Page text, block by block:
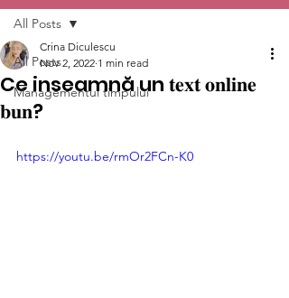
All Posts
Managementul timpului
All Posts
Ce inseamnă un 𝐭𝐞𝐱𝐭 𝐨𝐧𝐥𝐢𝐧𝐞
𝐛𝐮𝐧?
Crina Diculescu
Nov 2, 2022 1 min read
https://youtu.be/rmOr2FCn-K0